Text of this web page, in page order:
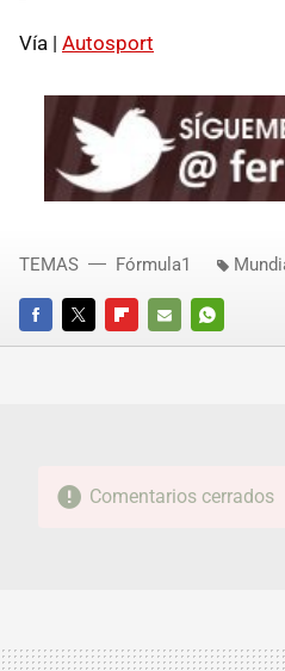
Vía | Autosport
FACEBOOKTWITTERFLIPBOARD
E-
WHATSAPP
TEMAS Fórmula1
Comentarios cerrados